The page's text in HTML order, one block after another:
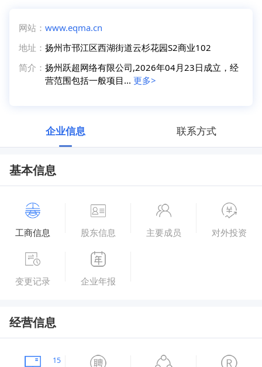
网站：www.eqma.cn
地址：扬州市邗江区西湖街道云杉花园S2商业102
简介：扬州跃超网络有限公司,2026年04月23日成立，经
营范围包括一般项目...更多>
企业信息 联系方式
基本信息
工商信息 股东信息 主要成员 对外投资
变更记录 企业年报
经营信息
15